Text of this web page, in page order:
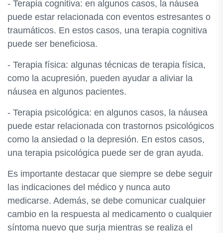
- Terapia cognitiva: en algunos casos, la náusea
puede estar relacionada con eventos estresantes o
traumáticos. En estos casos, una terapia cognitiva
puede ser beneficiosa.
- Terapia física: algunas técnicas de terapia física,
como la acupresión, pueden ayudar a aliviar la
náusea en algunos pacientes.
- Terapia psicológica: en algunos casos, la náusea
puede estar relacionada con trastornos psicológicos
como la ansiedad o la depresión. En estos casos,
una terapia psicológica puede ser de gran ayuda.
Es importante destacar que siempre se debe seguir
las indicaciones del médico y nunca auto
medicarse. Además, se debe comunicar cualquier
cambio en la respuesta al medicamento o cualquier
síntoma nuevo que surja mientras se realiza el